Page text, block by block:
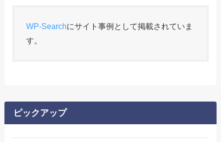
WP-Searchにサイト事例として掲載されていま
す。
ピックアップ